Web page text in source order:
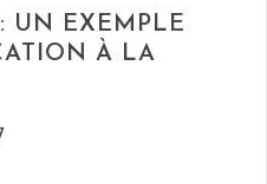
UN EXEMPLE
À LA